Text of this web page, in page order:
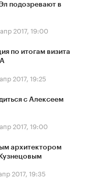
подозревают в
2017, 19:00
по итогам визита
2017, 19:25
с Алексеем
2017, 19:00
архитектором
2017, 19:35